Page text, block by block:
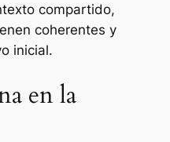
compartido,
coherentes y
inicial.
en la